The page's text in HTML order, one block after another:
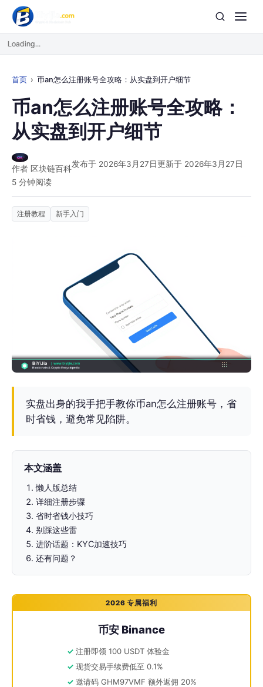
Loading...
首页 币an怎么注册账号全攻略：从实盘到开户细节
币an怎么注册账号全攻略：
从实盘到开户细节
作者 区块链百科发布于 2026年3月27日更新于 2026年3月27日
5 分钟阅读
注册教程 新手入门
实盘出身的我手把手教你币an怎么注册账号，省
时省钱，避免常见陷阱。
本文涵盖
懒人版总结
详细注册步骤
省时省钱小技巧
别踩这些雷
进阶话题：KYC加速技巧
还有问题？
2026 专属福利
币安 Binance
注册即领 100 USDT 体验金
现货交易手续费低至 0.1%
邀请码 GHM97VMF 额外返佣 20%